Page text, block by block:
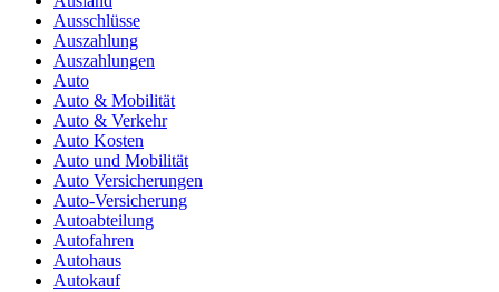
Ausschlüsse
Auszahlung
Auszahlungen
Auto
Auto & Mobilität
Auto & Verkehr
Auto Kosten
Auto und Mobilität
Auto Versicherungen
Auto-Versicherung
Autoabteilung
Autofahren
Autohaus
Autokauf